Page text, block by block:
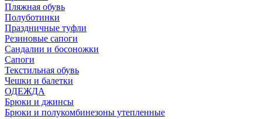
Пляжная обувь
Полуботинки
Праздничные туфли
Резиновые сапоги
Сандалии и босоножки
Сапоги
Текстильная обувь
Чешки и балетки
ОДЕЖДА
Брюки и джинсы
Брюки и полукомбинезоны утепленные